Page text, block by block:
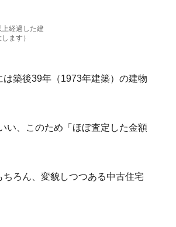
経過した建
ます）
築後39年（1973年建築）の建物
い、このため「ほぼ査定した金額
ろん、変貌しつつある中古住宅